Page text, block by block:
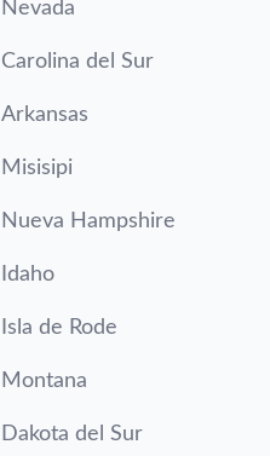
Nevada
Carolina del Sur
Arkansas
Misisipi
Nueva Hampshire
Idaho
Isla de Rode
Montana
Dakota del Sur